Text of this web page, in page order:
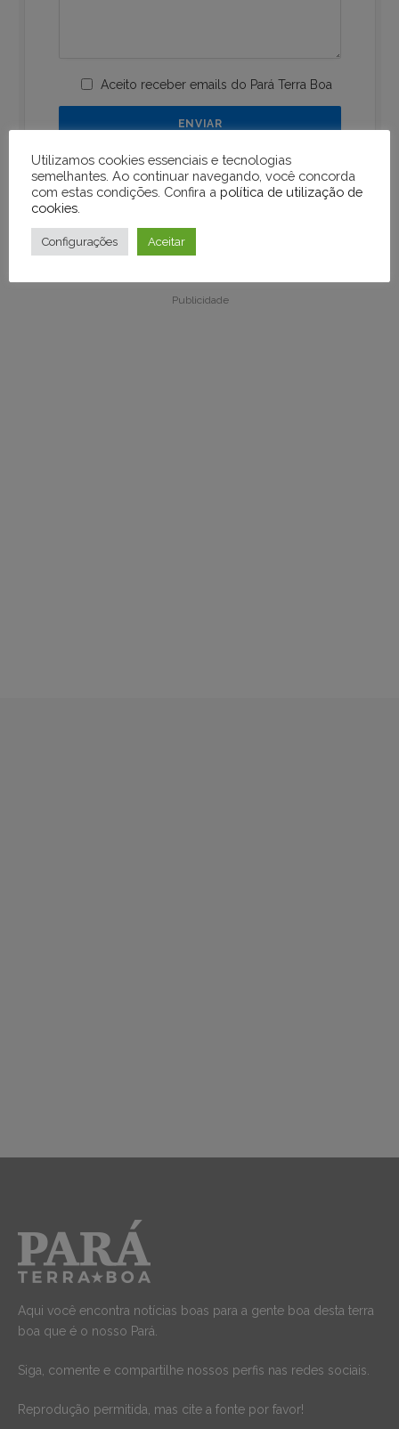
Aceito receber emails do Pará Terra Boa
Publicidade
Publicidade
Aqui você encontra notícias boas para a gente boa desta terra
boa que é o nosso Pará.
Siga, comente e compartilhe nossos perfis nas redes sociais.
Reprodução permitida, mas cite a fonte por favor!
Utilizamos cookies essenciais e tecnologias
semelhantes. Ao continuar navegando, você concorda
com estas condições. Confira a política de utilização de
cookies
Configurações Aceitar